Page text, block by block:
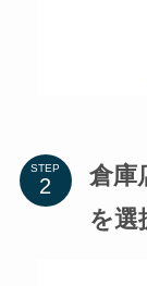
STEP
倉庫
を選